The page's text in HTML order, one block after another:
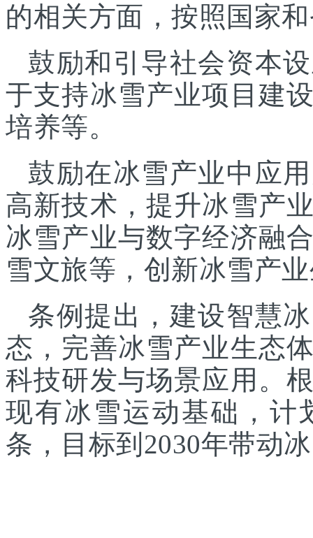
的相关方面，按照国家
鼓励和引导社会资本
于支持冰雪产业项目建
培养等。
鼓励在冰雪产业中应
高新技术，提升冰雪产
冰雪产业与数字经济融
雪文旅等，创新冰雪产
条例提出，建设智慧
态，完善冰雪产业生态
科技研发与场景应用。
现有冰雪运动基础，计
条，目标到2030年带动